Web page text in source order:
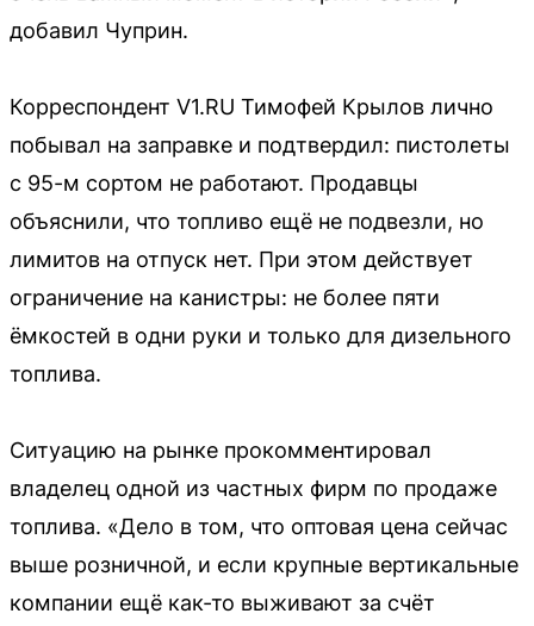
добавил Чуприн.
Корреспондент V1.RU Тимофей Крылов лично
побывал на заправке и подтвердил: пистолеты
с 95-м сортом не работают. Продавцы
объяснили, что топливо ещё не подвезли, но
лимитов на отпуск нет. При этом действует
ограничение на канистры: не более пяти
ёмкостей в одни руки и только для дизельного
топлива.
Ситуацию на рынке прокомментировал
владелец одной из частных фирм по продаже
топлива. «Дело в том, что оптовая цена сейчас
выше розничной, и если крупные вертикальные
компании ещё как-то выживают за счёт